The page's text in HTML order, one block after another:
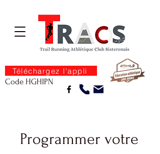
Téléchargez l'appli
Code HGHIPN
Programmer votre